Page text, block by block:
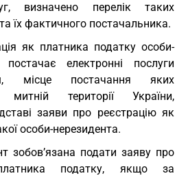
визначено перелік таких
їх фактичного постачальника.
як платника податку особи-
електронні послуги
місце постачання яких
території України,
заяви про реєстрацію як
особи-нерезидента.
зобов’язана подати заяву про
податку, якщо за